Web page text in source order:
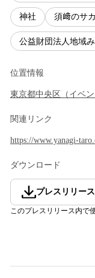
神社 須﨑のサ
公益財団法人地域
位置情報
東京都中央区 （ イベ
関連リンク
https://www.yanagi-
ダウンロード
プレスリリー
このプレスリリース内で